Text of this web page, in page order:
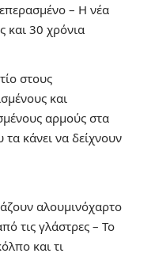
– Η νέα
και 30 χρόνια
στους
και
αρμούς στα
κάνει να δείχνουν
αλουμινόχαρτο
τις γλάστρες – Το
και τι